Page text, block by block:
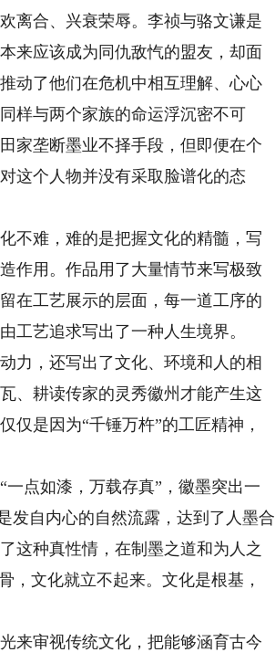
离合、兴衰荣辱。李祯与骆文谦是
来应该成为同仇敌忾的盟友，却面
动了他们在危机中相互理解、心心
样与两个家族的命运浮沉密不可
家垄断墨业不择手段，但即便在个
这个人物并没有采取脸谱化的态
难，难的是把握文化的精髓，写
作用。作品用了大量情节来写极致
在工艺展示的层面，每一道工序的
工艺追求写出了一种人生境界。
，还写出了文化、环境和人的相
、耕读传家的灵秀徽州才能产生这
仅是因为“千锤万杵”的工匠精神，
点如漆，万载存真”，徽墨突出一
发自内心的自然流露，达到了人墨合
这种真性情，在制墨之道和为人之
，文化就立不起来。文化是根基，
审视传统文化，把能够涵育古今